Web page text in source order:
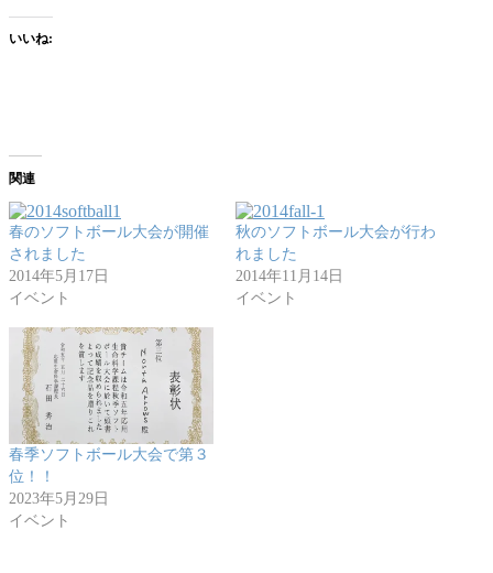
いいね:
関連
春のソフトボール大会が開催
されました
2014年5月17日
イベント
秋のソフトボール大会が行わ
れました
2014年11月14日
イベント
春季ソフトボール大会で第３
位！！
2023年5月29日
イベント